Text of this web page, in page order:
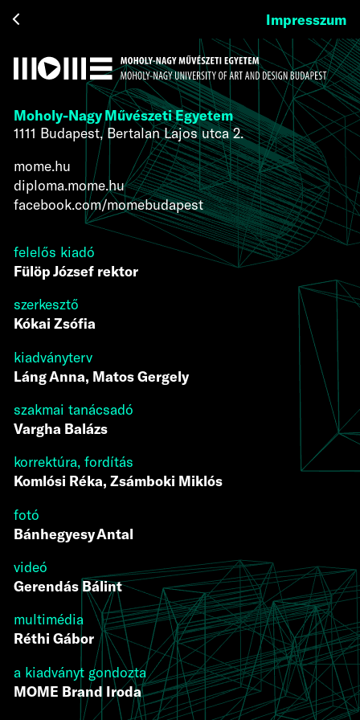
Impresszum
Moholy-Nagy Művészeti Egyetem
1111 Budapest, Bertalan Lajos utca 2.
mome.hu
diploma.mome.hu
facebook.com/momebudapest
felelős kiadó
Fülöp József rektor
szerkesztő
Kókai Zsófia
kiadványterv
Láng Anna, Matos Gergely
szakmai tanácsadó
Vargha Balázs
korrektúra, fordítás
Komlósi Réka, Zsámboki Miklós
fotó
Bánhegyesy Antal
videó
Gerendás Bálint
multimédia
Réthi Gábor
a kiadványt gondozta
MOME Brand Iroda